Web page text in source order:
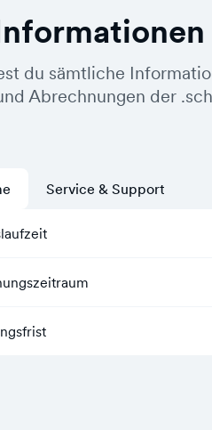
du sämtliche
Abrechnungen der
Service & Support